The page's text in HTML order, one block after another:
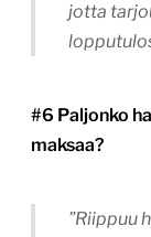
jotta
#6 Paljonko
maksaa?
”Riippuu